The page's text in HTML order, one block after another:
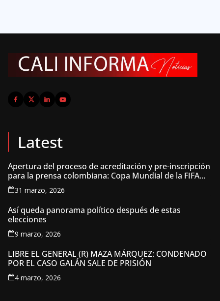
Latest
Apertura del proceso de acreditación y pre-inscripción
para la prensa colombiana: Copa Mundial de la FIFA
2026 ™
31 marzo, 2026
Así queda panorama político después de estas
elecciones
9 marzo, 2026
LIBRE EL GENERAL (R) MAZA MÁRQUEZ: CONDENADO
POR EL CASO GALÁN SALE DE PRISIÓN
4 marzo, 2026